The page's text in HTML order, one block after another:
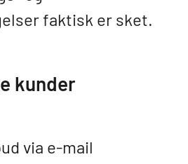
faktisk er sket.
kunder
via e-mail